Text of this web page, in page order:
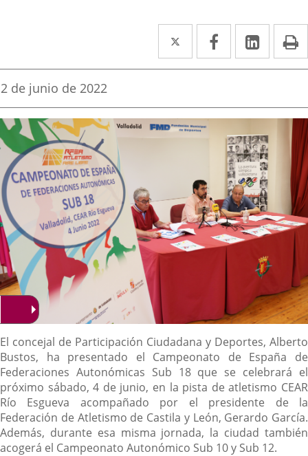
Twitter
Enlace
a
aplicación
externa.
Facebook
Enlace
a
aplicación
externa.
Enlace
a
Fecha
la
noticia
2 de junio de 2022
Descripción
El concejal de Participación Ciudadana y Deportes, Alberto
Bustos, ha presentado el Campeonato de España de
Federaciones Autonómicas Sub 18 que se celebrará el
próximo sábado, 4 de junio, en la pista de atletismo CEAR
Río Esgueva acompañado por el presidente de la
Federación de Atletismo de Castila y León, Gerardo García.
Además, durante esa misma jornada, la ciudad también
acogerá el Campeonato Autonómico Sub 10 y Sub 12.